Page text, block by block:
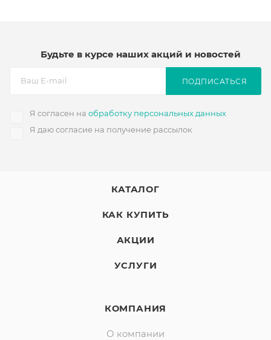
Будьте в курсе наших акций и новостей
Я согласен на обработку персональных данных
Я даю согласие на получение рассылок
ПОДПИСАТЬСЯ
КАТАЛОГ
КАК КУПИТЬ
АКЦИИ
УСЛУГИ
КОМПАНИЯ
О компании